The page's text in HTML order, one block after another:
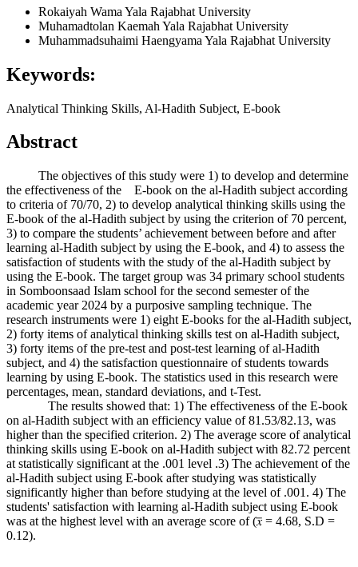
Rokaiyah Wama Yala Rajabhat University
Muhamadtolan Kaemah Yala Rajabhat University
Muhammadsuhaimi Haengyama Yala Rajabhat University
Keywords:
Analytical Thinking Skills, Al-Hadith Subject, E-book
Abstract
The objectives of this study were 1) to develop and determine
the effectiveness of the E-book on the al-Hadith subject according
to criteria of 70/70, 2) to develop analytical thinking skills using the
E-book of the al-Hadith subject by using the criterion of 70 percent,
3) to compare the students’ achievement between before and after
learning al-Hadith subject by using the E-book, and 4) to assess the
satisfaction of students with the study of the al-Hadith subject by
using the E-book. The target group was 34 primary school students
in Somboonsaad Islam school for the second semester of the
academic year 2024 by a purposive sampling technique. The
research instruments were 1) eight E-books for the al-Hadith subject,
2) forty items of analytical thinking skills test on al-Hadith subject,
3) forty items of the pre-test and post-test learning of al-Hadith
subject, and 4) the satisfaction questionnaire of students towards
learning by using E-book. The statistics used in this research were
percentages, mean, standard deviations, and t-Test.
The results showed that: 1) The effectiveness of the E-book
on al-Hadith subject with an efficiency value of 81.53/82.13, was
higher than the specified criterion. 2) The average score of analytical
thinking skills using E-book on al-Hadith subject with 82.72 percent
at statistically significant at the .001 level .3) The achievement of the
al-Hadith subject using E-book after studying was statistically
significantly higher than before studying at the level of .001. 4) The
students' satisfaction with learning al-Hadith subject using E-book
was at the highest level with an average score of (𝑥̅ = 4.68, S.D =
0.12).